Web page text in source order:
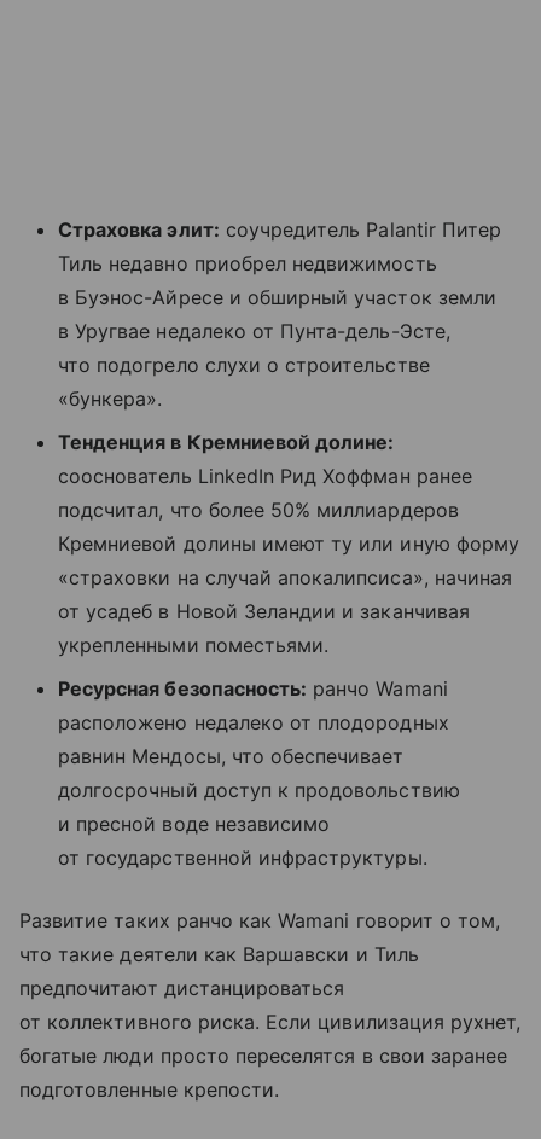
Страховка элит: соучредитель Palantir Питер
Тиль недавно приобрел недвижимость
в Буэнос-Айресе и обширный участок земли
в Уругвае недалеко от Пунта-дель-Эсте,
что подогрело слухи о строительстве
«бункера».
Тенденция в Кремниевой долине:
сооснователь LinkedIn Рид Хоффман ранее
подсчитал, что более 50% миллиардеров
Кремниевой долины имеют ту или иную форму
«страховки на случай апокалипсиса», начиная
от усадеб в Новой Зеландии и заканчивая
укрепленными поместьями.
Ресурсная безопасность: ранчо Wamani
расположено недалеко от плодородных
равнин Мендосы, что обеспечивает
долгосрочный доступ к продовольствию
и пресной воде независимо
от государственной инфраструктуры.
Развитие таких ранчо как Wamani говорит о том,
что такие деятели как Варшавски и Тиль
предпочитают дистанцироваться
от коллективного риска. Если цивилизация рухнет,
богатые люди просто переселятся в свои заранее
подготовленные крепости.